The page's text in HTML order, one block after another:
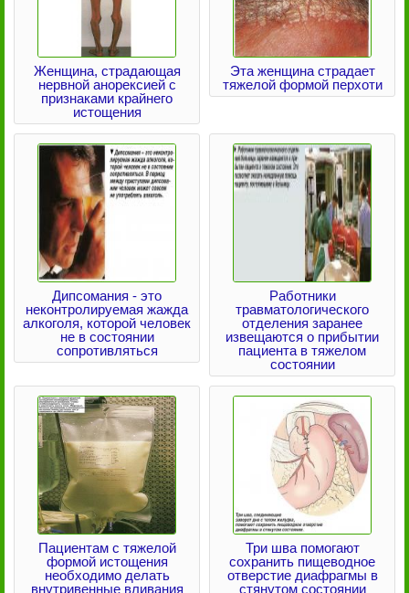
Женщина, страдающая
нервной анорексией с
признаками крайнего
истощения
Эта женщина страдает
тяжелой формой перхоти
Дипсомания - это
неконтролируемая жажда
алкоголя, которой человек
не в состоянии
сопротивляться
Работники
травматологического
отделения заранее
извещаются о прибытии
пациента в тяжелом
состоянии
Пациентам с тяжелой
формой истощения
необходимо делать
внутривенные вливания
Три шва помогают
сохранить пищеводное
отверстие диафрагмы в
стянутом состоянии